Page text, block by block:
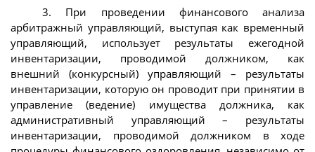
3. При проведении финансового анализа
арбитражный управляющий, выступая как временный
управляющий, использует результаты ежегодной
инвентаризации, проводимой должником, как
внешний (конкурсный) управляющий – результаты
инвентаризации, которую он проводит при принятии в
управление (ведение) имущества должника, как
административный управляющий – результаты
инвентаризации, проводимой должником в ходе